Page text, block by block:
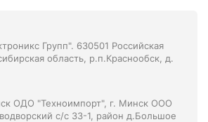
Групп". 630501 Российская
область, р.п.Краснообск, д.
ОДО "Техноимпорт", г. Минск ООО
с/с 33-1, район д.Большое